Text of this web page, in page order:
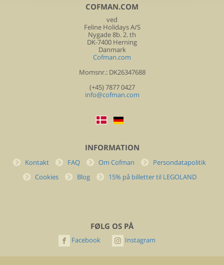
COFMAN.COM
ved
Feline Holidays A/S
Nygade 8b. 2. th
DK-7400 Herning
Danmark
Cofman.com
Momsnr.: DK26347688
(+45) 7877 0427
info@cofman.com
INFORMATION
Kontakt FAQ Om Cofman
Persondatapolitik
Cookies
Blog 15% på billetter til LEGOLAND
FØLG OS PÅ
Facebook Instagram